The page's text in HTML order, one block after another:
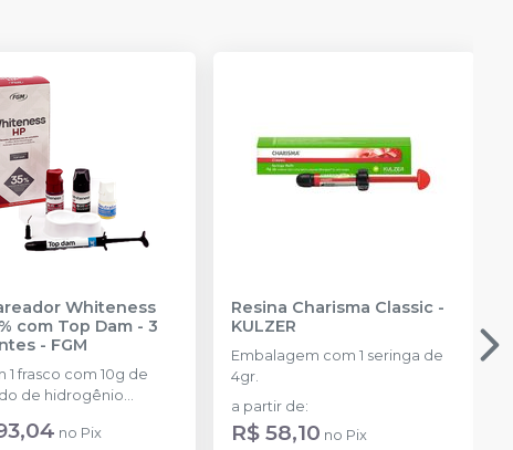
Whiteness
com Top Dam - 3
- FGM
1 frasco com 10g de
de hidrogênio
+ 1 frasco com
no Pix
Resina Charisma Classic-
KULZER
Embalagem com 1 seringa de
4gr.
a partir de:
R$ 58,10 no Pix